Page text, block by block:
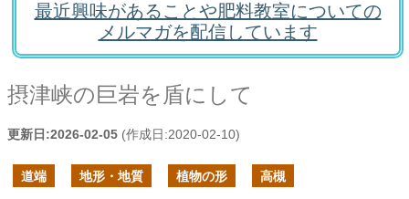
最近興味があることや肥料教室についての
メルマガを配信しています
摂津峡の巨岩を盾にして
更新日:2026-02-05 (作成日:2020-02-10)
道端 地形・地質 植物の形 高槻